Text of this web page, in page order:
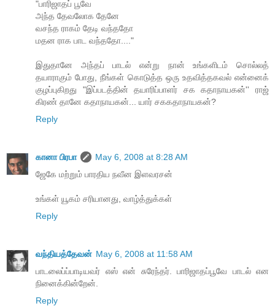
"பாரிஜாதப் பூவே
அந்த தேவலோக தேனே
வசந்த ராகம் தேடி வந்ததோ
மதன ராக பாட வந்ததோ...."
இதுதானே அந்தப் பாடல் என்று நான் உங்களிடம் சொல்லத்
தயாராகும் போது, நீங்கள் கொடுத்த ஒரு உதவித்தகவல் என்னைக்
குழப்புகிறது "இப்படத்தின் தயாரிப்பாளர் சக கதாநாயகன்'' ராஜ்
கிரண் தானே கதாநாயகன்... யார் சககதாநாயகன்?
Reply
கானா பிரபா
May 6, 2008 at 8:28 AM
ஜேகே மற்றும் பாரதிய நவீன இளவரசன்
உங்கள் யூகம் சரியானது, வாழ்த்துக்கள்
Reply
வந்தியத்தேவன் May 6, 2008 at 11:58 AM
பாடலைப்ப்பாடியவர் எஸ் என் சுரேந்தர். பாரிஜாதப்பூவே பாடல் என
நினைக்கின்றேன்.
Reply